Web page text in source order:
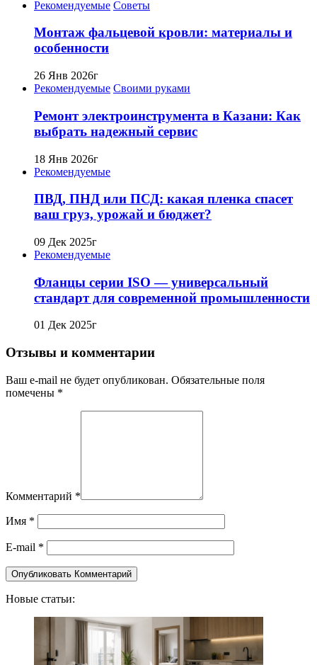
Рекомендуемые Советы
Монтаж фальцевой кровли: материалы и
особенности
26 Янв 2026г
Рекомендуемые Своими руками
Ремонт электроинструмента в Казани: Как
выбрать надежный сервис
18 Янв 2026г
Рекомендуемые
ПВД, ПНД или ПСД: какая пленка спасет
ваш груз, урожай и бюджет?
09 Дек 2025г
Рекомендуемые
Фланцы серии ISO — универсальный
стандарт для современной промышленности
01 Дек 2025г
Отзывы и комментарии
Ваш e-mail не будет опубликован. Обязательные поля
помечены *
Комментарий *
Имя *
E-mail *
Новые статьи: